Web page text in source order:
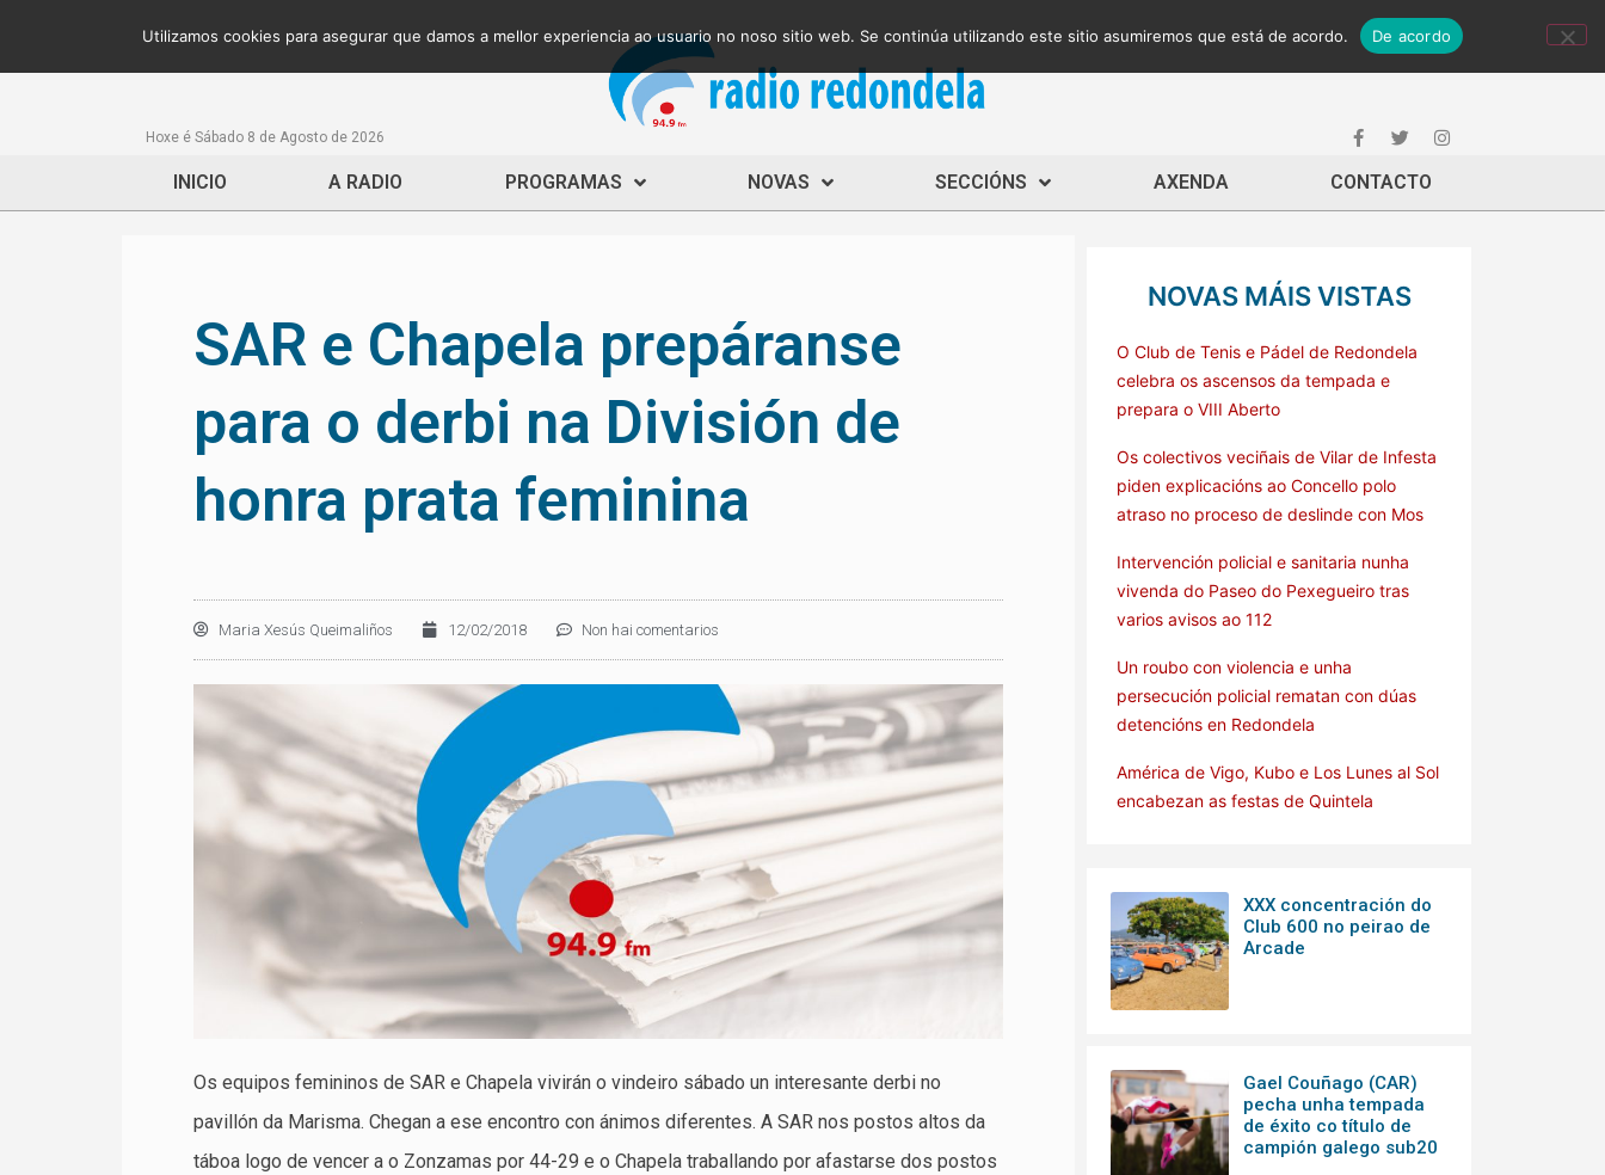
Hoxe é Sábado 8 de Agosto de 2026
INICIO A RADIO PROGRAMAS NOVAS SECCIÓNS AXENDA CONTACTO
SAR e Chapela prepáranse
para o derbi na División de
honra prata feminina
Maria Xesús Queimaliños 12/02/2018 Non hai comentarios
Os equipos femininos de SAR e Chapela vivirán o vindeiro sábado un interesante derbi no
pavillón da Marisma. Chegan a ese encontro con ánimos diferentes. A SAR nos postos altos da
táboa logo de vencer a o Zonzamas por 44-29 e o Chapela traballando por afastarse dos postos
NOVAS MÁIS VISTAS
O Club de Tenis e Pádel de Redondela
celebra os ascensos da tempada e
prepara o VIII Aberto
Os colectivos veciñais de Vilar de Infesta
piden explicacións ao Concello polo
atraso no proceso de deslinde con Mos
Intervención policial e sanitaria nunha
vivenda do Paseo do Pexegueiro tras
varios avisos ao 112
Un roubo con violencia e unha
persecución policial rematan con dúas
detencións en Redondela
América de Vigo, Kubo e Los Lunes al Sol
encabezan as festas de Quintela
XXX concentración do
Club 600 no peirao de
Arcade
Gael Couñago (CAR)
pecha unha tempada
de éxito co título de
campión galego sub20
Utilizamos cookies para asegurar que damos a mellor experiencia ao usuario no noso sitio web. Se continúa utilizando este sitio asumiremos que está de acordo. De acordo